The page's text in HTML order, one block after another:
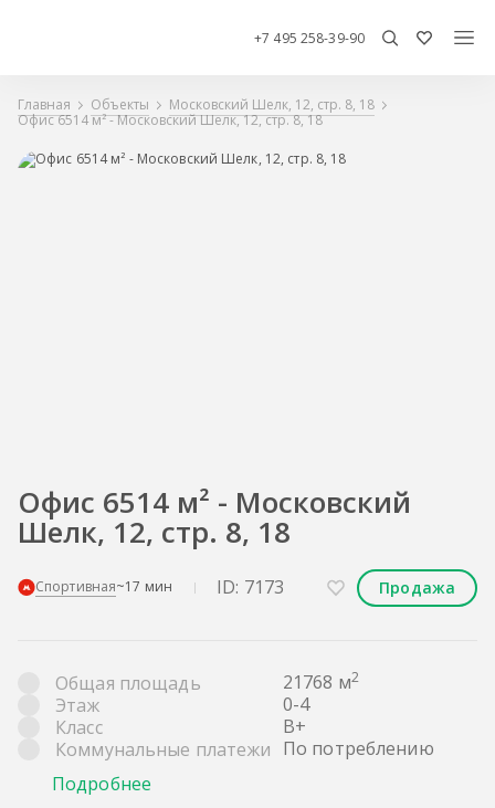
+7 495 258-39-90
Главная Объекты
Московский Шелк, 12, стр. 8, 18
Офис 6514 м² - Московский Шелк, 12, стр. 8, 18
Офис 6514 м² - Московский
Шелк, 12, стр. 8, 18
Спортивная~17 мин ID: 7173 Продажа
Общая площадь 21768 м2
Этаж
0-4
Класс
B+
Коммунальные платежи По потреблению
Подробнее